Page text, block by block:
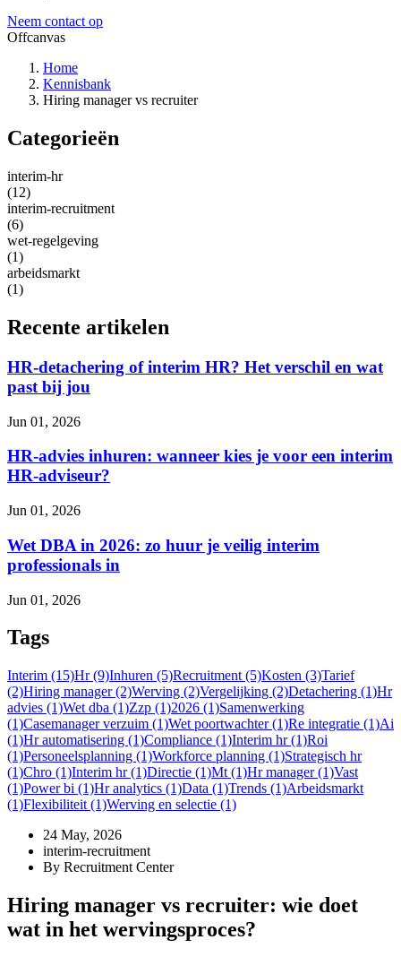
Neem contact op
Offcanvas
Home
Kennisbank
Hiring manager vs recruiter
Categorieën
interim-hr
(12)
interim-recruitment
(6)
wet-regelgeving
(1)
arbeidsmarkt
(1)
Recente artikelen
HR-detachering of interim HR? Het verschil en wat
past bij jou
Jun 01, 2026
HR-advies inhuren: wanneer kies je voor een interim
HR-adviseur?
Jun 01, 2026
Wet DBA in 2026: zo huur je veilig interim
professionals in
Jun 01, 2026
Tags
Interim (15)Hr (9)Inhuren (5)Recruitment (5)Kosten (3)Tarief
(2)Hiring manager (2)Werving (2)Vergelijking (2)Detachering (1)Hr
advies (1)Wet dba (1)Zzp (1)2026 (1)Samenwerking
(1)Casemanager verzuim (1)Wet poortwachter (1)Re integratie (1)Ai
(1)Hr automatisering (1)Compliance (1)Interim hr (1)Roi
(1)Personeelsplanning (1)Workforce planning (1)Strategisch hr
(1)Chro (1)Interim hr (1)Directie (1)Mt (1)Hr manager (1)Vast
(1)Power bi (1)Hr analytics (1)Data (1)Trends (1)Arbeidsmarkt
(1)Flexibiliteit (1)Werving en selectie (1)
24 May, 2026
interim-recruitment
By Recruitment Center
Hiring manager vs recruiter: wie doet
wat in het wervingsproces?